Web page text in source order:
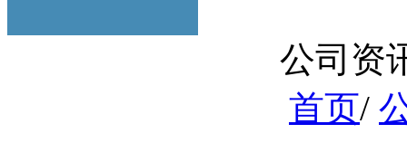
公司资
首页/